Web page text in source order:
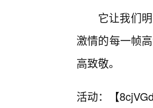
它让我们
激情的每一帧
高致敬。
活动：【